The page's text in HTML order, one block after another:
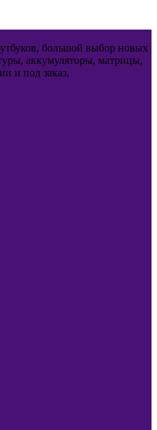
большой выбор новых
аккумуляторы, матрицы,
и под заказ.